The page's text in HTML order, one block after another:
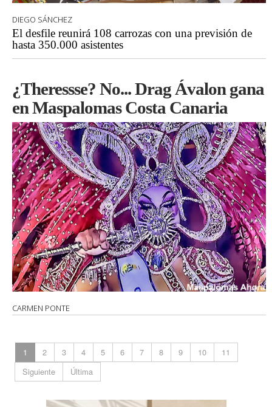
DIEGO SÁNCHEZ
El desfile reunirá 108 carrozas con una previsión de
hasta 350.000 asistentes
¿Theressse? No... Drag Ávalon gana
en Maspalomas Costa Canaria
CARMEN PONTE
1 2 3 4 5 6 7 8 9 10
11
Siguiente
Última